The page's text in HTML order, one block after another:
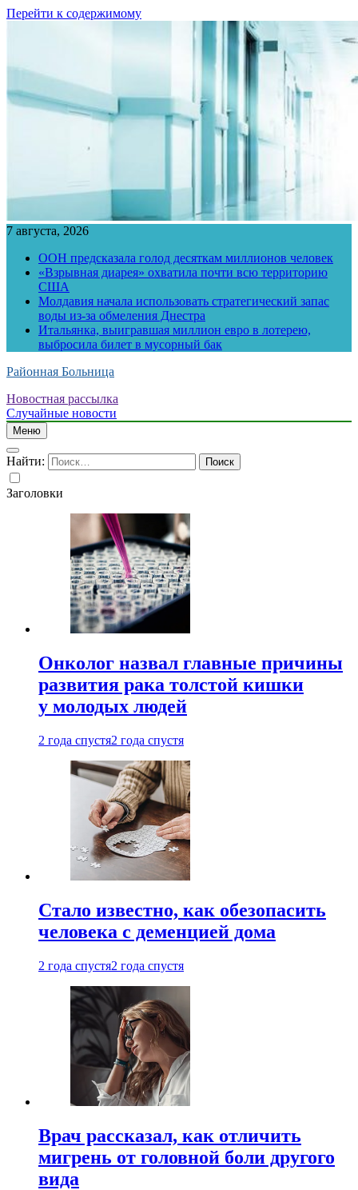
Перейти к содержимому
7 августа, 2026
ООН предсказала голод десяткам миллионов человек
«Взрывная диарея» охватила почти всю территорию
США
Молдавия начала использовать стратегический запас
воды из-за обмеления Днестра
Итальянка, выигравшая миллион евро в лотерею,
выбросила билет в мусорный бак
Районная Больница
Новостная рассылка
Случайные новости
Меню
Найти:
Заголовки
Онколог назвал главные причины
развития рака толстой кишки
у молодых людей
2 года спустя2 года спустя
Стало известно, как обезопасить
человека с деменцией дома
2 года спустя2 года спустя
Врач рассказал, как отличить
мигрень от головной боли другого
вида